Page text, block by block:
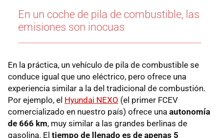
En un coche de pila de combustible, las
emisiones son inocuas
En la práctica, un vehículo de pila de combustible se
conduce igual que uno eléctrico, pero ofrece una
experiencia similar a la del tradicional de combustión.
Por ejemplo, el Hyundai NEXO (el primer FCEV
comercializado en nuestro país) ofrece una autonomía
de 666 km, muy similar a las grandes berlinas de
gasolina. El tiempo de llenado es de apenas 5